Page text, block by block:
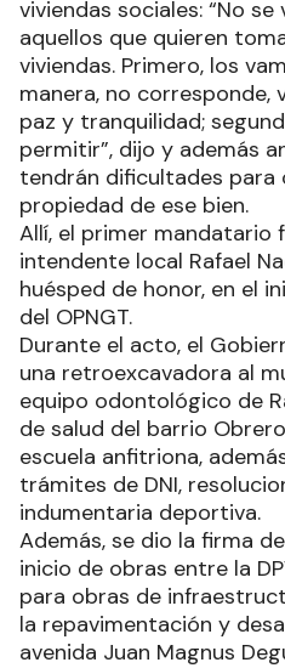
viviendas sociales: “No
aquellos que quieren
viviendas. Primero, los
manera, no corresponde,
paz y tranquilidad;
permitir”, dijo y además
tendrán dificultades
propiedad de ese bien.
Allí, el primer mandatario
intendente local Rafael
huésped de honor, en el
del OPNGT.
Durante el acto, el
una retroexcavadora al
equipo odontológico de
de salud del barrio
escuela anfitriona,
trámites de DNI,
indumentaria deportiva.
Además, se dio la firma
inicio de obras entre la
para obras de
la repavimentación y
avenida Juan Magnus